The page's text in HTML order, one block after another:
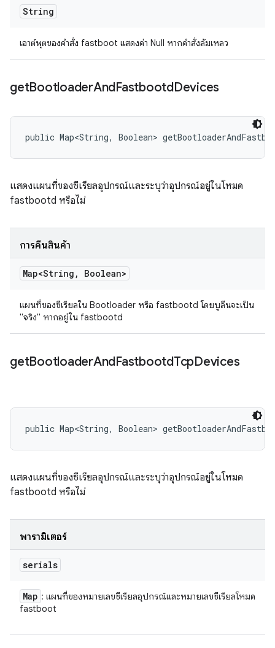
String
เอาต์พุตของคำสั่ง fastboot แสดงค่า Null หากคำสั่งล้มเหลว
getBootloaderAndFastbootdDevices
public Map<String, Boolean>
แสดงแผนที่ของซีเรียลอุปกรณ์และระบุว่าอุปกรณ์อยู่ในโหมด
fastbootd หรือไม่
การคืนสินค้า
Map<String , Boolean>
แผนที่ของซีเรียลใน Bootloader หรือ fastbootd โดยบูลีนจะเป็น
"จริง" หากอยู่ใน fastbootd
getBootloaderAndFastbootdTcpDevices
public Map<String, Boolean>
แสดงแผนที่ของซีเรียลอุปกรณ์และระบุว่าอุปกรณ์อยู่ในโหมด
fastbootd หรือไม่
พารามิเตอร์
serials
Map : แผนที่ของหมายเลขซีเรียลอุปกรณ์และหมายเลขซีเรียลโหมด
fastboot